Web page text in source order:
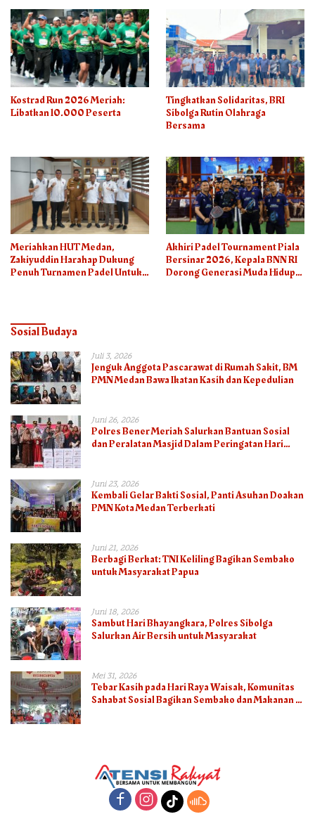
Kostrad Run 2026 Meriah:
Libatkan 10.000 Peserta
Tingkatkan Solidaritas, BRI
Sibolga Rutin Olahraga
Bersama
Meriahkan HUT Medan,
Zakiyuddin Harahap Dukung
Penuh Turnamen Padel Untuk
Akhiri Padel Tournament Piala
Bersinar 2026, Kepala BNN RI
Dorong Generasi Muda Hidup
Sosial Budaya
Juli 3, 2026
Jenguk Anggota Pascarawat di Rumah Sakit, BM
PMN Medan Bawa Ikatan Kasih dan Kepedulian
Juni 26, 2026
Polres Bener Meriah Salurkan Bantuan Sosial
dan Peralatan Masjid Dalam Peringatan Hari
Juni 23, 2026
Kembali Gelar Bakti Sosial, Panti Asuhan Doakan
PMN Kota Medan Terberkati
Juni 21, 2026
Berbagi Berkat: TNI Keliling Bagikan Sembako
untuk Masyarakat Papua
Juni 18, 2026
Sambut Hari Bhayangkara, Polres Sibolga
Salurkan Air Bersih untuk Masyarakat
Mei 31, 2026
Tebar Kasih pada Hari Raya Waisak, Komunitas
Sahabat Sosial Bagikan Sembako dan Makanan di